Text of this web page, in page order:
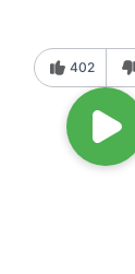
402